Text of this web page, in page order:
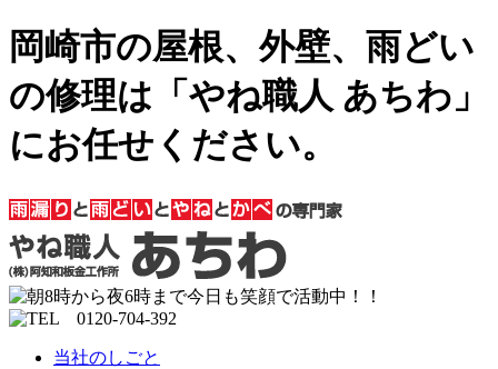
岡崎市の屋根、外壁、雨どい
の修理は「やね職人 あちわ」
にお任せください。
当社のしごと